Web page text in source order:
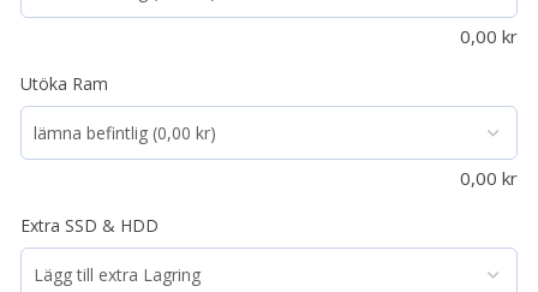
0,00 kr
Utöka Ram
0,00 kr
Extra SSD & HDD